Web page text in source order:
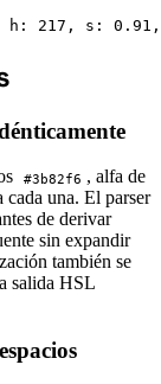
h: 217, s:
#3b82f6 , alfa de
cada una. El parser
de derivar
sin expandir
también se
salida HSL